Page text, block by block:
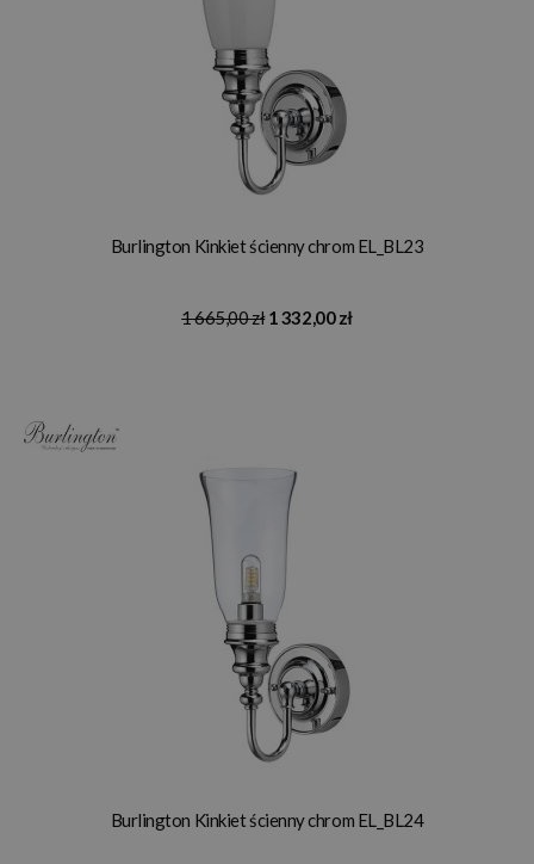
Burlington Kinkiet ścienny chrom EL_BL23
1 665,00 zł 1 332,00 zł
Burlington Kinkiet ścienny chrom EL_BL24